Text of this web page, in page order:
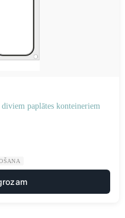
paplātes konteineriem